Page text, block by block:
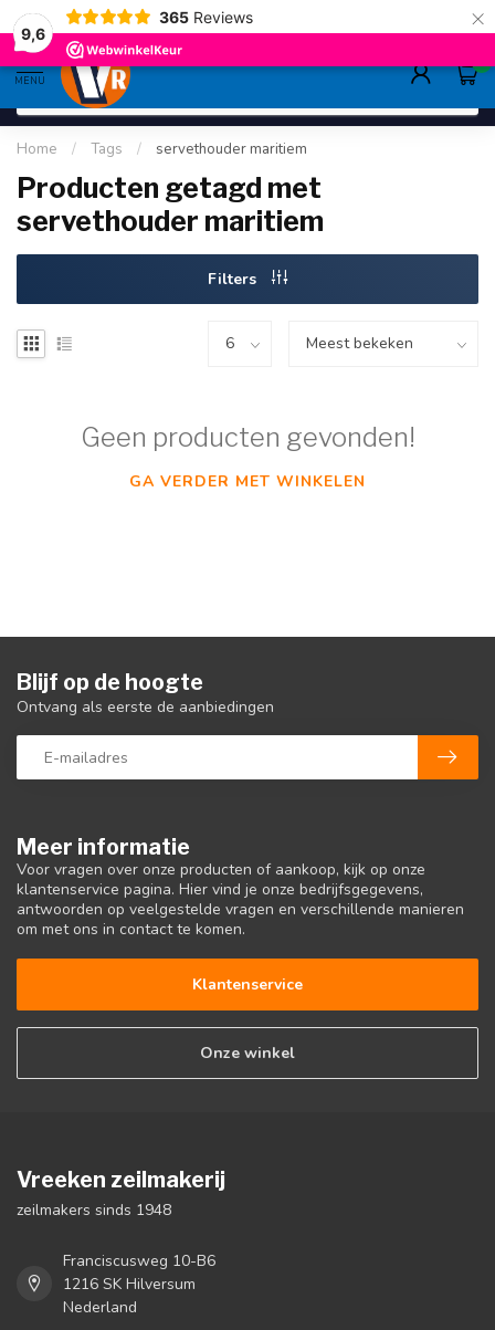
9,6
365 Reviews ×
gratis verzending>80,-
MENU
0
Home / Tags / servethouder maritiem
Producten getagd met
servethouder maritiem
Filters
Geen producten gevonden!
GA VERDER MET WINKELEN
Meer informatie
Voor vragen over onze producten of aankoop, kijk op onze
klantenservice pagina. Hier vind je onze bedrijfsgegevens,
antwoorden op veelgestelde vragen en verschillende manieren
om met ons in contact te komen.
Klantenservice
Onze winkel
Blijf op de hoogte
Ontvang als eerste de aanbiedingen
Vreeken zeilmakerij
zeilmakers sinds 1948
Franciscusweg 10-B6
1216 SK Hilversum
Nederland